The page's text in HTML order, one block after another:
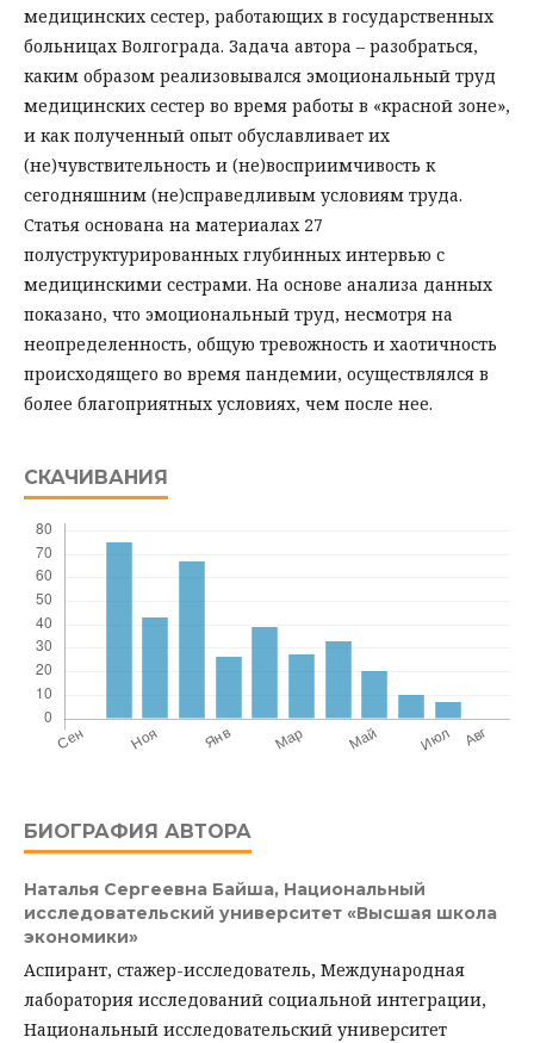
медицинских сестер, работающих в государственных
больницах Волгограда. Задача автора – разобраться,
каким образом реализовывался эмоциональный труд
медицинских сестер во время работы в «красной зоне»,
и как полученный опыт обуславливает их
(не)чувствительность и (не)восприимчивость к
сегодняшним (не)справедливым условиям труда.
Статья основана на материалах 27
полуструктурированных глубинных интервью с
медицинскими сестрами. На основе анализа данных
показано, что эмоциональный труд, несмотря на
неопределенность, общую тревожность и хаотичность
происходящего во время пандемии, осуществлялся в
более благоприятных условиях, чем после нее.
СКАЧИВАНИЯ
БИОГРАФИЯ АВТОРА
Наталья Сергеевна Байша, Национальный
исследовательский университет «Высшая школа
экономики»
Аспирант, стажер-исследователь, Международная
лаборатория исследований социальной интеграции,
Национальный исследовательский университет